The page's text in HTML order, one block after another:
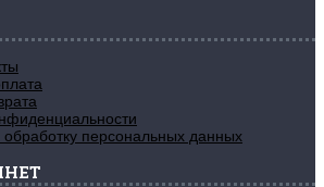
обработку персональных данных